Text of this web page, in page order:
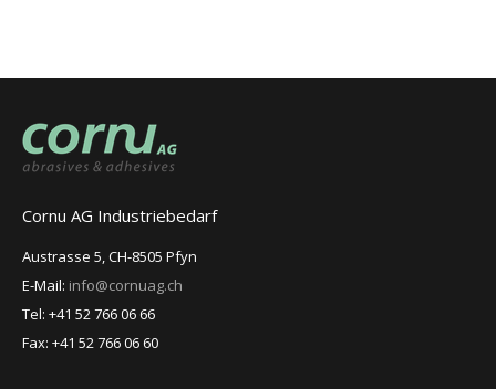
Cornu AG Industriebedarf
Austrasse 5, CH-8505 Pfyn
E-Mail: info@cornuag.ch
Tel: +41 52 766 06 66
Fax: +41 52 766 06 60